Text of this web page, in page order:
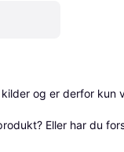
og er derfor kun
Eller har du